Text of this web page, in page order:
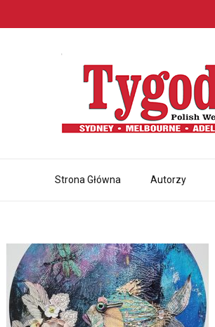
Strona Główna Autorzy